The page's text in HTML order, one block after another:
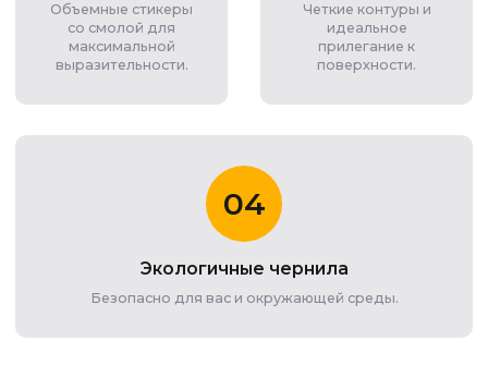
Объемные стикеры
со смолой для
максимальной
выразительности.
Четкие контуры и
идеальное
прилегание к
поверхности.
04
Экологичные чернила
Безопасно для вас и окружающей среды.